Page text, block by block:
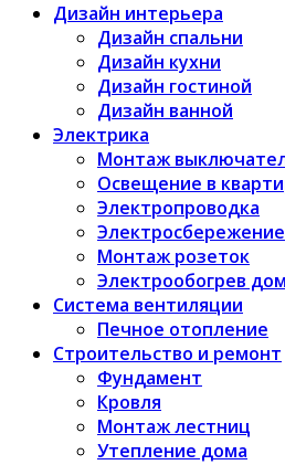
Дизайн интерьера
Дизайн спальни
Дизайн кухни
Дизайн гостиной
Дизайн ванной
Электрика
Монтаж
Освещение в
Электропроводка
Электросбережение
Монтаж розеток
Электрообогрев
Система вентиляции
Печное отопление
Строительство и ремонт
Фундамент
Кровля
Монтаж лестниц
Утепление дома